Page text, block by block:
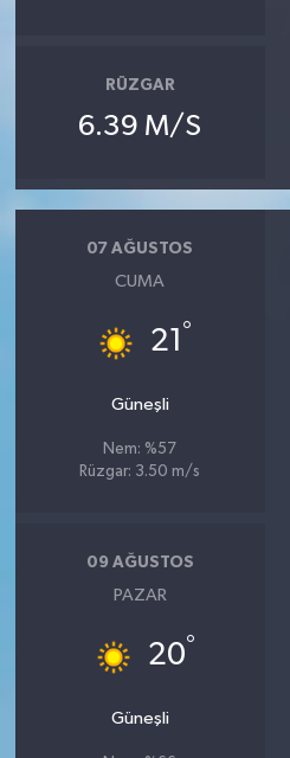
RÜZGAR
6.39 M/S
07 AĞUSTOS
CUMA
21 °
Güneşli
Nem: %57
Rüzgar: 3.50 m/s
09 AĞUSTOS
PAZAR
20°
Güneşli
Yaşam